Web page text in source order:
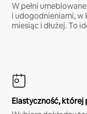
W pełni
i udogodnieniami, w
miesiąc i dłużej. To
Elastyczność, której